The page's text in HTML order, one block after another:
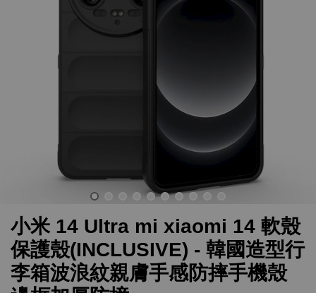
小米 14 Ultra mi xiaomi 14 軟殼
保護殼(INCLUSIVE) - 韓國造型行
李箱波浪紋親膚手感防摔手機殼